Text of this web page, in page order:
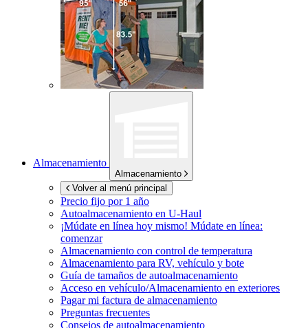
Almacenamiento
Almacenamiento
Volver al menú principal
Precio fijo por 1 año
Autoalmacenamiento en U-Haul
¡Múdate en línea hoy mismo! Múdate en línea:
comenzar
Almacenamiento con control de temperatura
Almacenamiento para RV, vehículo y bote
Guía de tamaños de autoalmacenamiento
Acceso en vehículo/Almacenamiento en exteriores
Pagar mi factura de almacenamiento
Preguntas frecuentes
Consejos de autoalmacenamiento